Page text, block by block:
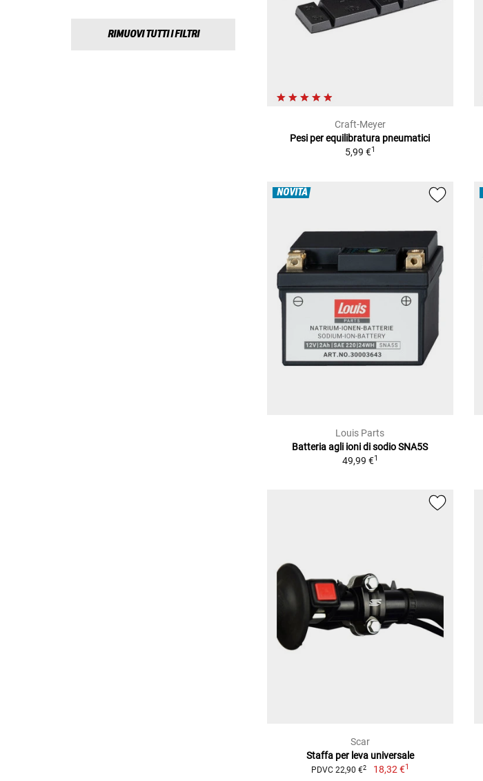
RIMUOVI TUTTI I FILTRI
Craft-Meyer
Pesi per equilibratura pneumatici
5,99 €1
NOVITÀ
Louis Parts
Batteria agli ioni di sodio SNA5S
49,99 €1
Scar
Staffa per leva universale
PDVC 22,90 €2 18,32 €1